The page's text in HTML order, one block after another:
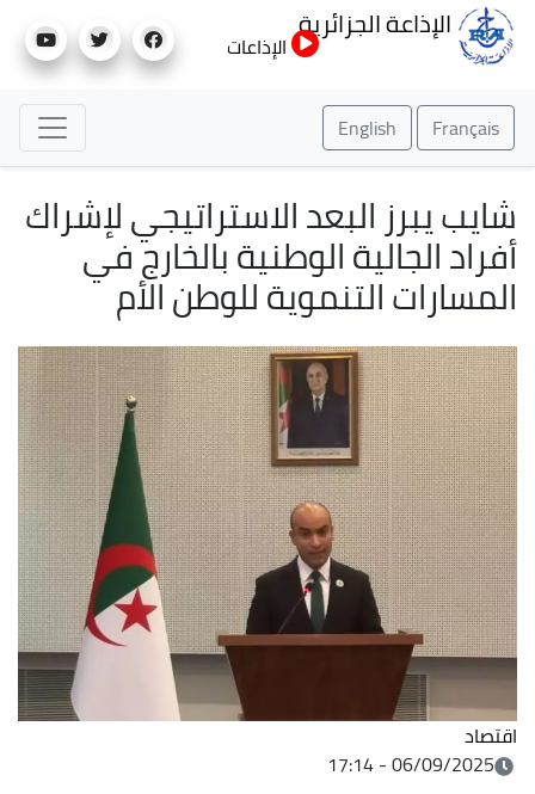
إلى
الإذاعة الجزائرية
الإذاعات
Français
English
شايب يبرز البعد الاستراتيجي لإشراك
أفراد الجالية الوطنية بالخارج في
المسارات التنموية للوطن الأم
اقتصاد
06/09/2025 - 17:14